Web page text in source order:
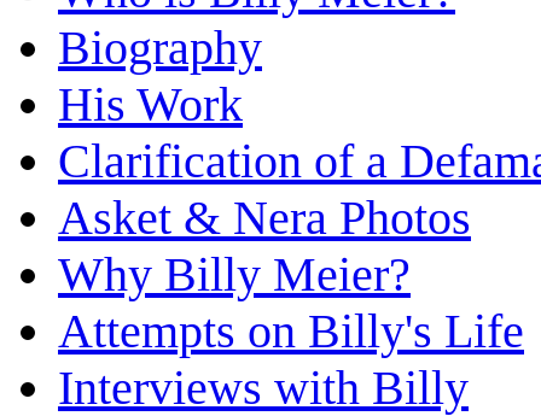
Biography
His Work
Clarification of a
Asket & Nera Photos
Why Billy Meier?
Attempts on Billy's Life
Interviews with Billy